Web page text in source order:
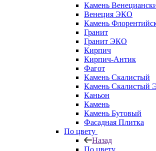
Камень
Венеция ЭКО
Камень
Гранит
Гранит ЭКО
Кирпич
Кирпич-Антик
Фагот
Камень Скалистый
Камень Скалистый
Каньон
Камень
Камень Бутовый
Фасадная Плитка
По цвету
Назад
По цвету